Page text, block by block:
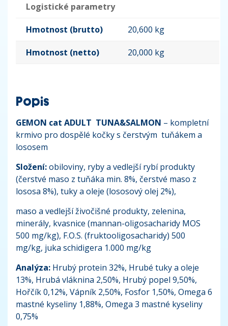
Logistické parametry
Hmotnost (brutto) 20,600 kg
Hmotnost (netto) 20,000 kg
Popis
GEMON cat ADULT TUNA&SALMON – kompletní
krmivo pro dospělé kočky s čerstvým tuňákem a
lososem
Složení:obiloviny, ryby a vedlejší rybí produkty
(čerstvé maso z tuňáka min. 8%, čerstvé maso z
lososa 8%), tuky a oleje (lososový olej 2%),
maso a vedlejší živočišné produkty, zelenina,
minerály, kvasnice (mannan-oligosacharidy MOS
500 mg/kg), F.O.S. (fruktooligosacharidy) 500
mg/kg, juka schidigera 1.000 mg/kg
Analýza: Hrubý protein 32%, Hrubé tuky a oleje
13%, Hrubá vláknina 2,50%, Hrubý popel 9,50%,
Hořčík 0,12%, Vápník 2,50%, Fosfor 1,50%, Omega 6
mastné kyseliny 1,88%, Omega 3 mastné kyseliny
0,75%